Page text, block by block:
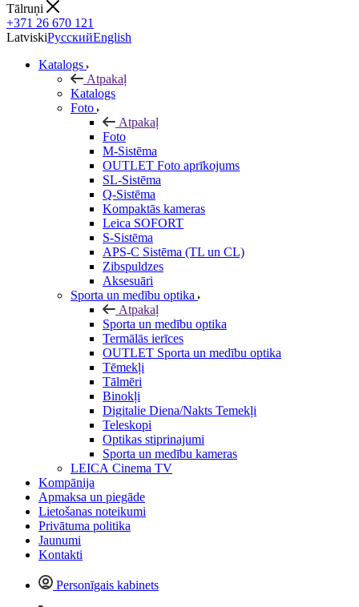
Tālruņi
+371 26 670 121
LatviskiРусскийEnglish
Katalogs
Atpakaļ
Katalogs
Foto
Atpakaļ
Foto
M-Sistēma
OUTLET Foto aprīkojums
SL-Sistēma
Q-Sistēma
Kompaktās kameras
Leica SOFORT
S-Sistēma
APS-C Sistēma (TL un CL)
Zibspuldzes
Aksesuāri
Sporta un medību optika
Atpakaļ
Sporta un medību optika
Termālās ierīces
OUTLET Sporta un medību optika
Tēmekļi
Tālmēri
Binokļi
Digitalie Diena/Nakts Temekļi
Teleskopi
Optikas stiprinajumi
Sporta un medību kameras
LEICA Cinema TV
Kompānija
Apmaksa un piegāde
Lietošanas noteikumi
Privātuma politika
Jaunumi
Kontakti
Personīgais kabinets